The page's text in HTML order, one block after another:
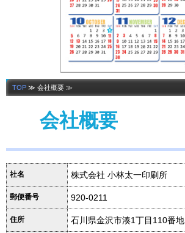
TOP ≫ 会社概要 ≫
会社概要
社名 株式会社 小林太一印刷所
郵便番号 920-0211
住所 石川県金沢市湊1丁目110番地